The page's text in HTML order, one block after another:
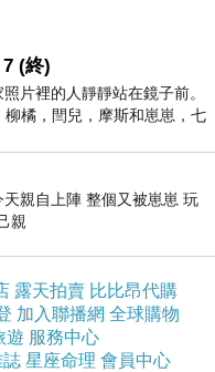
(終)
片裡的人靜靜站在鏡子前。
柳橘，閆兒，摩斯和崽崽，七
框之外，如同
親自上陣 整個又被崽崽 玩
親
露天拍賣 比比昂代購
加入聯播網 全球購物
遊 服務中心
誌 星座命理 會員中心